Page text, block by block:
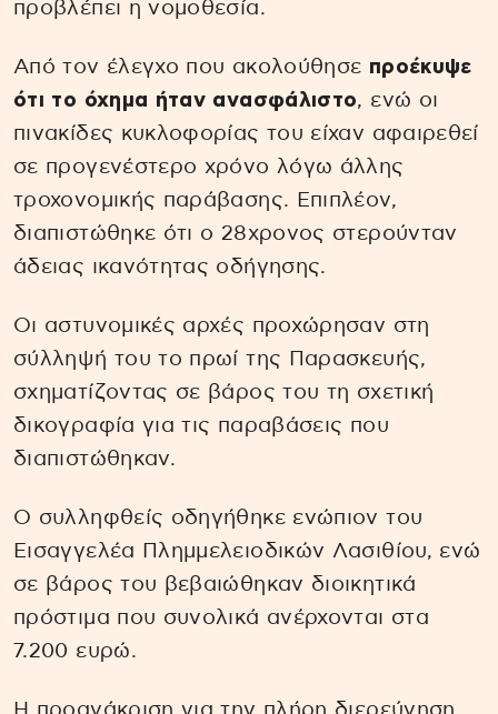
προβλέπει η νομοθεσία.
Από τον έλεγχο που ακολούθησε προέκυψε
ότι το όχημα ήταν ανασφάλιστο, ενώ οι
πινακίδες κυκλοφορίας του είχαν αφαιρεθεί
σε προγενέστερο χρόνο λόγω άλλης
τροχονομικής παράβασης. Επιπλέον,
διαπιστώθηκε ότι ο 28χρονος στερούνταν
άδειας ικανότητας οδήγησης.
Οι αστυνομικές αρχές προχώρησαν στη
σύλληψή του το πρωί της Παρασκευής,
σχηματίζοντας σε βάρος του τη σχετική
δικογραφία για τις παραβάσεις που
διαπιστώθηκαν.
Ο συλληφθείς οδηγήθηκε ενώπιον του
Εισαγγελέα Πλημμελειοδικών Λασιθίου, ενώ
σε βάρος του βεβαιώθηκαν διοικητικά
πρόστιμα που συνολικά ανέρχονται στα
7.200 ευρώ.
Η προανάκριση για την πλήρη διερεύνηση